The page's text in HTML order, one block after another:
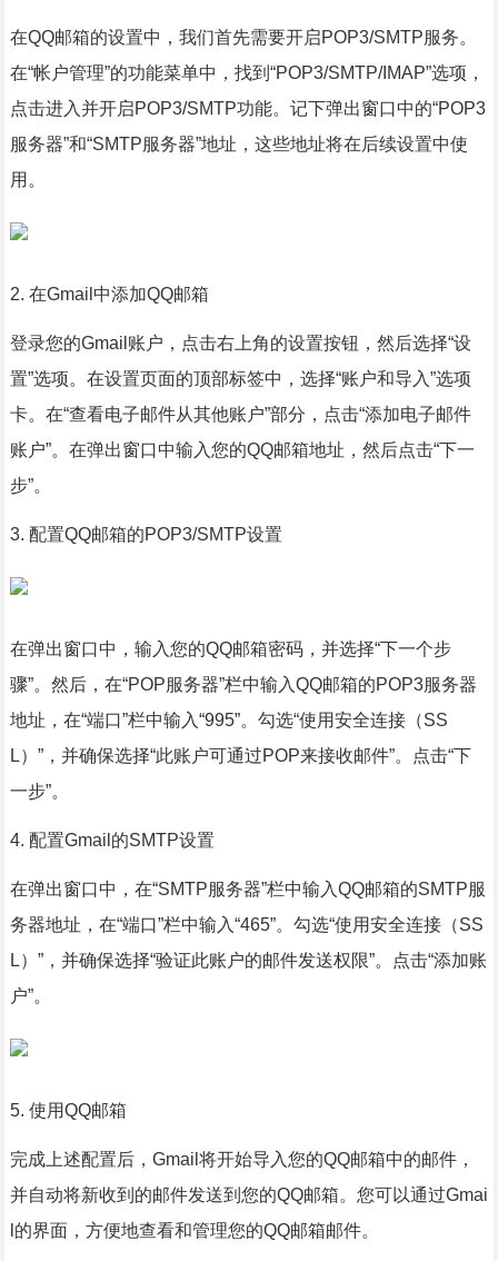
在QQ邮箱的设置中，我们首先需要开启POP3/SMTP服务。
在“帐户管理”的功能菜单中，找到“POP3/SMTP/IMAP”选项，
点击进入并开启POP3/SMTP功能。记下弹出窗口中的“POP3
服务器”和“SMTP服务器”地址，这些地址将在后续设置中使
用。
2. 在Gmail中添加QQ邮箱
登录您的Gmail账户，点击右上角的设置按钮，然后选择“设
置”选项。在设置页面的顶部标签中，选择“账户和导入”选项
卡。在“查看电子邮件从其他账户”部分，点击“添加电子邮件
账户”。在弹出窗口中输入您的QQ邮箱地址，然后点击“下一
步”。
3. 配置QQ邮箱的POP3/SMTP设置
在弹出窗口中，输入您的QQ邮箱密码，并选择“下一个步
骤”。然后，在“POP服务器”栏中输入QQ邮箱的POP3服务器
地址，在“端口”栏中输入“995”。勾选“使用安全连接（SS
L）”，并确保选择“此账户可通过POP来接收邮件”。点击“下
一步”。
4. 配置Gmail的SMTP设置
在弹出窗口中，在“SMTP服务器”栏中输入QQ邮箱的SMTP服
务器地址，在“端口”栏中输入“465”。勾选“使用安全连接（SS
L）”，并确保选择“验证此账户的邮件发送权限”。点击“添加账
户”。
5. 使用QQ邮箱
完成上述配置后，Gmail将开始导入您的QQ邮箱中的邮件，
并自动将新收到的邮件发送到您的QQ邮箱。您可以通过Gmai
l的界面，方便地查看和管理您的QQ邮箱邮件。